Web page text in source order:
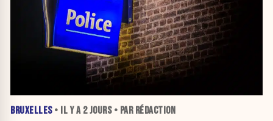
BRUXELLES• IL Y A 2 JOURS• PAR RÉDACTION